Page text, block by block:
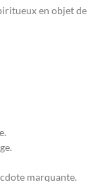
en objet de
marquante.